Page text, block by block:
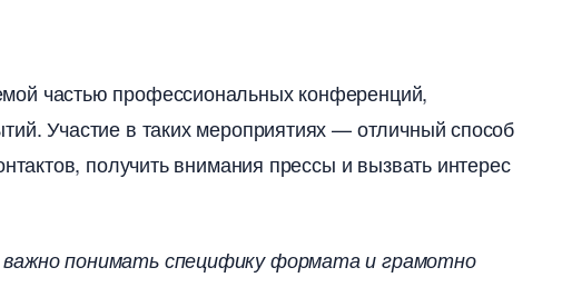
частью профессиональных конференций,
Участие в таких мероприятиях — отличный спосо
получить внимания прессы и вызвать интерес
понимать специфику формата и грамотно